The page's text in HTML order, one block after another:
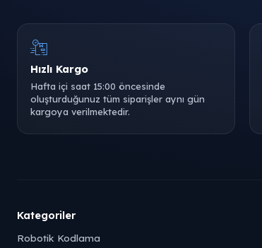
Hızlı Kargo
Hafta içi saat 15:00 öncesinde
oluşturduğunuz tüm siparişler aynı gün
kargoya verilmektedir.
Kategoriler
Robotik Kodlama